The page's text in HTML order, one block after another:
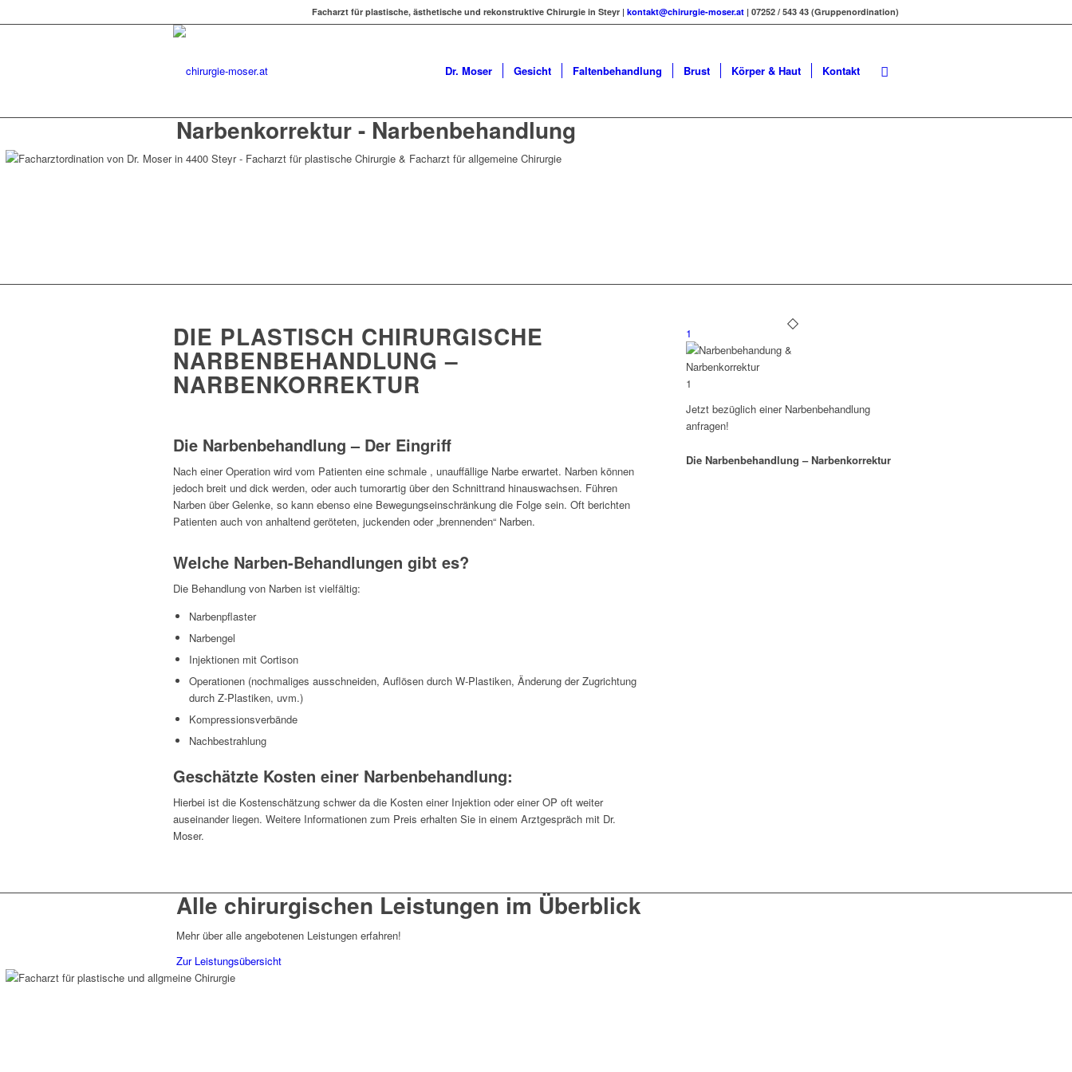
Facharzt für plastische, ästhetische und rekonstruktive Chirurgie in Steyr | kontakt@chirurgie-moser.at | 07252 / 543 43 (Gruppenordination)
Dr. Moser Gesicht Faltenbehandlung Brust Körper & Haut Kontakt
Narbenkorrektur - Narbenbehandlung
DIE PLASTISCH CHIRURGISCHE
NARBENBEHANDLUNG –
NARBENKORREKTUR
Die Narbenbehandlung – Der Eingriff
Nach einer Operation wird vom Patienten eine schmale , unauffällige Narbe erwartet. Narben können
jedoch breit und dick werden, oder auch tumorartig über den Schnittrand hinauswachsen. Führen
Narben über Gelenke, so kann ebenso eine Bewegungseinschränkung die Folge sein. Oft berichten
Patienten auch von anhaltend geröteten, juckenden oder „brennenden“ Narben.
Welche Narben-Behandlungen gibt es?
Die Behandlung von Narben ist vielfältig:
Narbenpflaster
Narbengel
Injektionen mit Cortison
Operationen (nochmaliges ausschneiden, Auflösen durch W-Plastiken, Änderung der Zugrichtung
durch Z-Plastiken, uvm.)
Kompressionsverbände
Nachbestrahlung
Geschätzte Kosten einer Narbenbehandlung:
Hierbei ist die Kostenschätzung schwer da die Kosten einer Injektion oder einer OP oft weiter
auseinander liegen. Weitere Informationen zum Preis erhalten Sie in einem Arztgespräch mit Dr.
Moser.
1
1
Jetzt bezüglich einer Narbenbehandlung
anfragen!
Die Narbenbehandlung – Narbenkorrektur
Alle chirurgischen Leistungen im Überblick
Mehr über alle angebotenen Leistungen erfahren!
Zur Leistungsübersicht